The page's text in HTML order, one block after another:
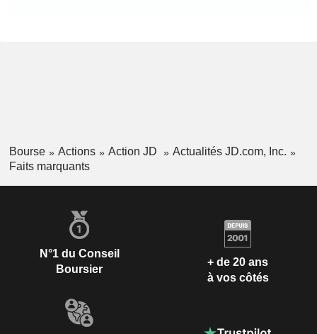
Bourse Actions Action JD
Actualités JD.com, Inc.
Faits marquants
N°1 du Conseil
Boursier
+ de 20 ans
à vos côtés